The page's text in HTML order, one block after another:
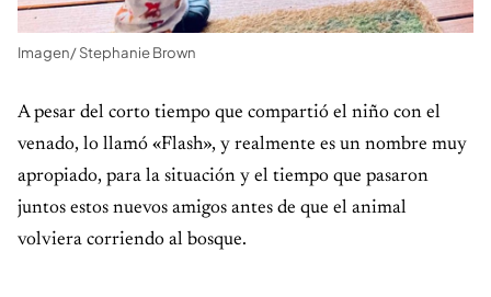
Imagen/ Stephanie Brown
A pesar del corto tiempo que compartió el niño con el
venado, lo llamó «Flash», y realmente es un nombre muy
apropiado, para la situación y el tiempo que pasaron
juntos estos nuevos amigos antes de que el animal
volviera corriendo al bosque.